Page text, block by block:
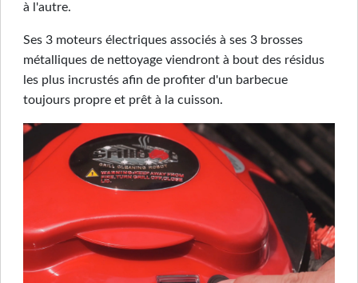
à l'autre.
Ses 3 moteurs électriques associés à ses 3 brosses
métalliques de nettoyage viendront à bout des résidus
les plus incrustés afin de profiter d'un barbecue
toujours propre et prêt à la cuisson.